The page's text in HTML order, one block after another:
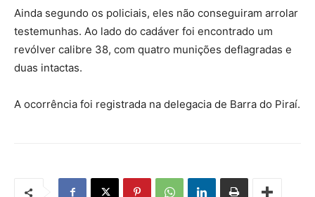
Ainda segundo os policiais, eles não conseguiram arrolar
testemunhas. Ao lado do cadáver foi encontrado um
revólver calibre 38, com quatro munições deflagradas e
duas intactas.
A ocorrência foi registrada na delegacia de Barra do Piraí.